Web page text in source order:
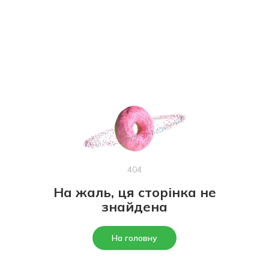
404
На жаль, ця сторінка не
знайдена
На головну